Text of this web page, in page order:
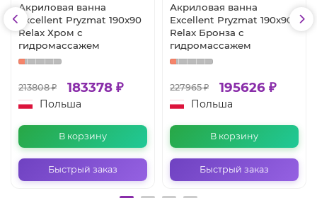
Акриловая ванна
Excellent Pryzmat 190x90
Relax Хром с
гидромассажем
213808 ₽ 183378 ₽
Польша
В корзину
Быстрый заказ
Акриловая ванна
Excellent Pryzmat 190x90
Relax Бронза с
гидромассажем
227965 ₽ 195626 ₽
Польша
В корзину
Быстрый заказ